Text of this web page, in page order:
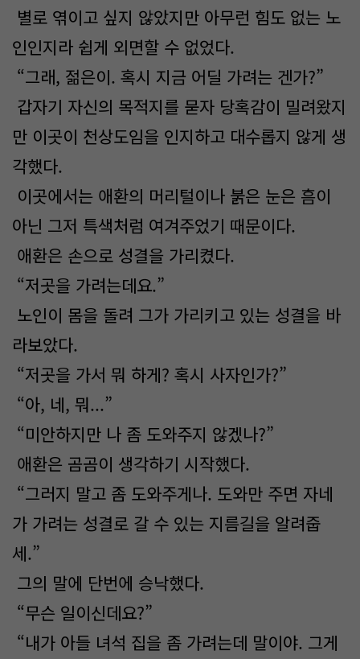
별로 엮이고 싶지 않았지만 아무런 힘도 없는 노
인인지라 쉽게 외면할 수 없었다.
“그래, 젊은이. 혹시 지금 어딜 가려는 겐가?”
갑자기 자신의 목적지를 묻자 당혹감이 밀려왔지
만 이곳이 천상도임을 인지하고 대수롭지 않게 생
각했다.
이곳에서는 애환의 머리털이나 붉은 눈은 흠이
아닌 그저 특색처럼 여겨주었기 때문이다.
애환은 손으로 성결을 가리켰다.
“저곳을 가려는데요.”
노인이 몸을 돌려 그가 가리키고 있는 성결을 바
라보았다.
“저곳을 가서 뭐 하게? 혹시 사자인가?”
“아, 네, 뭐...”
“미안하지만 나 좀 도와주지 않겠나?”
애환은 곰곰이 생각하기 시작했다.
“그러지 말고 좀 도와주게나. 도와만 주면 자네
가 가려는 성결로 갈 수 있는 지름길을 알려줍
세.”
그의 말에 단번에 승낙했다.
“무슨 일이신데요?”
“내가 아들 녀석 집을 좀 가려는데 말이야. 그게